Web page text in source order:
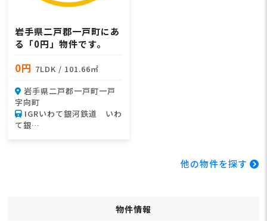
岩手県二戸郡一戸町にあ
る「0円」物件です。
0円 7LDK / 101.66㎡
岩手県二戸郡一戸町一戸
字向町
IGRいわて銀河鉄道 いわ
て銀…
他の物件を探す
物件情報